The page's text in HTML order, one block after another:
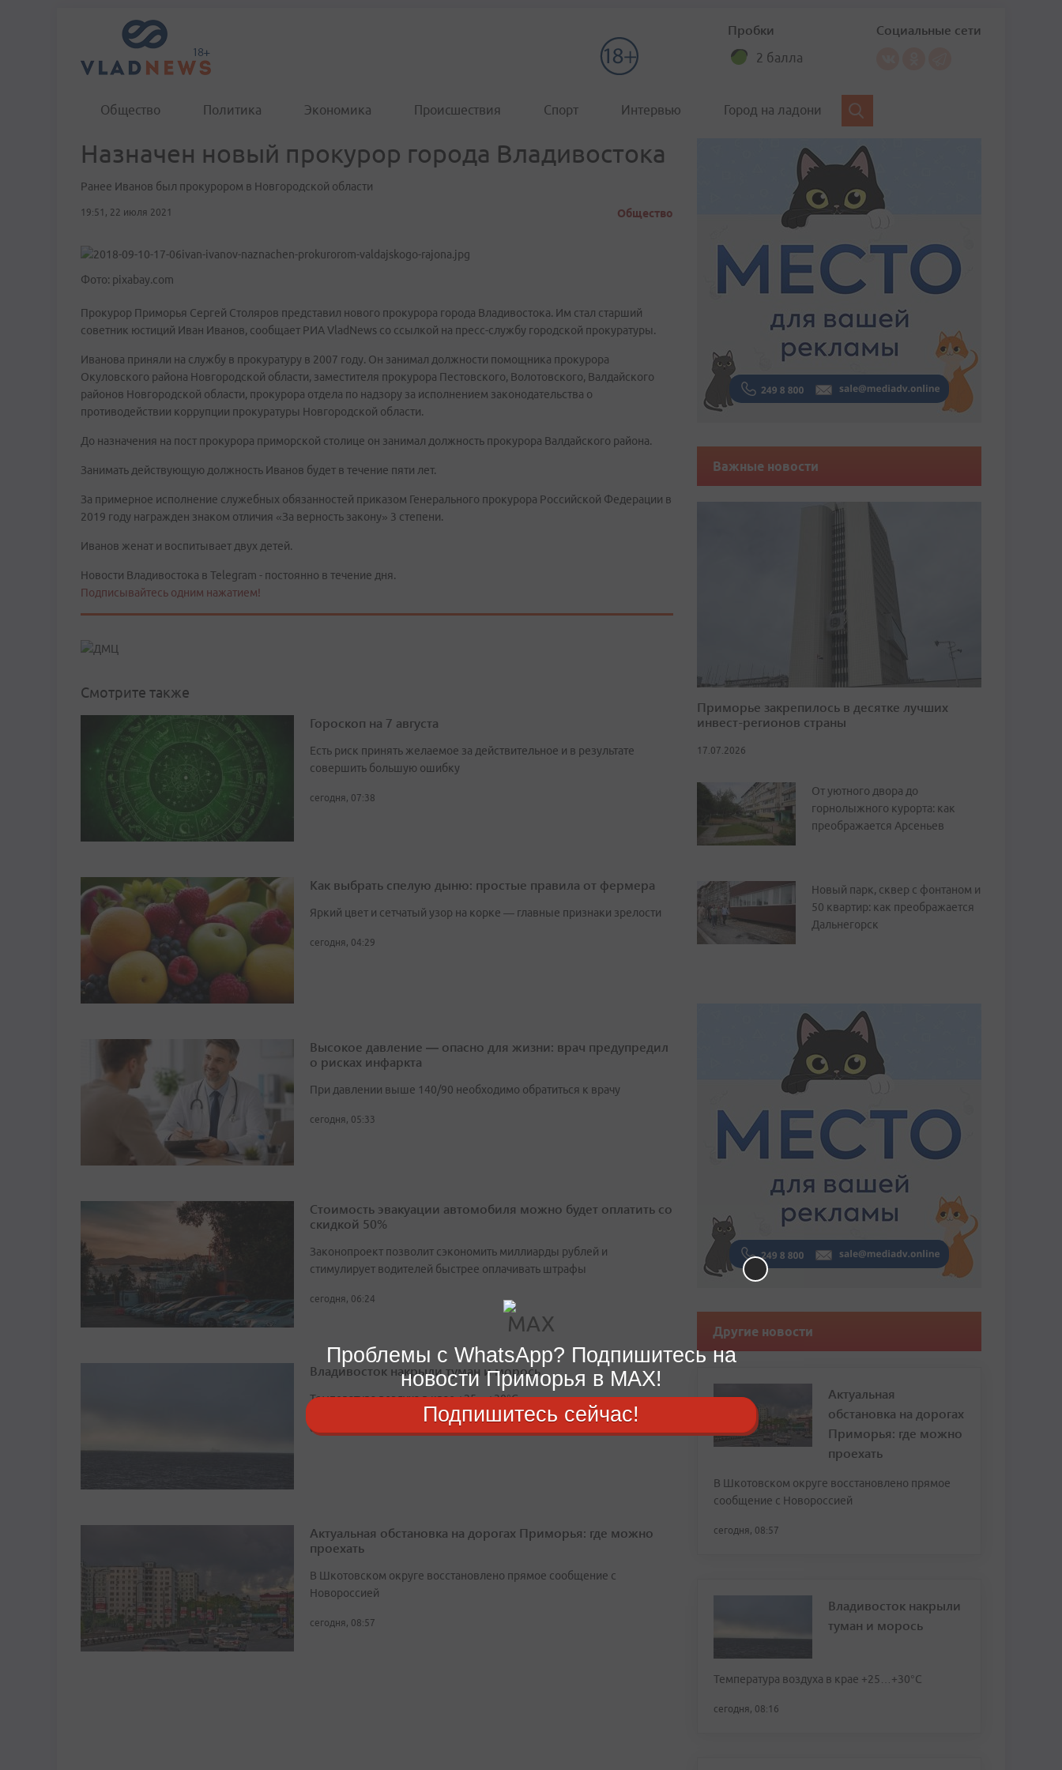
Пробки
2 балла
Социальные сети
Общество Политика Экономика Происшествия Спорт Интервью Город на ладони
Назначен новый прокурор города Владивостока
Ранее Иванов был прокурором в Новгородской области
19:51, 22 июля 2021 Общество
Фото: pixabay.com
Прокурор Приморья Сергей Столяров представил нового прокурора города Владивостока. Им стал старший
советник юстиций Иван Иванов, сообщает РИА VladNews со ссылкой на пресс-службу городской прокуратуры.
Иванова приняли на службу в прокуратуру в 2007 году. Он занимал должности помощника прокурора
Окуловского района Новгородской области, заместителя прокурора Пестовского, Волотовского, Валдайского
районов Новгородской области, прокурора отдела по надзору за исполнением законодательства о
противодействии коррупции прокуратуры Новгородской области.
До назначения на пост прокурора приморской столице он занимал должность прокурора Валдайского района.
Занимать действующую должность Иванов будет в течение пяти лет.
За примерное исполнение служебных обязанностей приказом Генерального прокурора Российской Федерации в
2019 году награжден знаком отличия «За верность закону» 3 степени.
Иванов женат и воспитывает двух детей.
Новости Владивостока в Telegram - постоянно в течение дня.
Подписывайтесь одним нажатием!
Смотрите также
Гороскоп на 7 августа
Есть риск принять желаемое за действительное и в результате
совершить большую ошибку
сегодня, 07:38
Как выбрать спелую дыню: простые правила от фермера
Яркий цвет и сетчатый узор на корке — главные признаки зрелости
сегодня, 04:29
Высокое давление — опасно для жизни: врач предупредил
о рисках инфаркта
При давлении выше 140/90 необходимо обратиться к врачу
сегодня, 05:33
Стоимость эвакуации автомобиля можно будет оплатить со
скидкой 50%
Законопроект позволит сэкономить миллиарды рублей и
стимулирует водителей быстрее оплачивать штрафы
сегодня, 06:24
Владивосток накрыли туман и морось
Температура воздуха в крае +25…+30°C
сегодня, 08:16
Актуальная обстановка на дорогах Приморья: где можно
проехать
В Шкотовском округе восстановлено прямое сообщение с
Новороссией
сегодня, 08:57
Важные новости
Приморье закрепилось в десятке лучших
инвест-регионов страны
17.07.2026
От уютного двора до
горнолыжного курорта: как
преображается Арсеньев
Новый парк, сквер с фонтаном и
50 квартир: как преображается
Дальнегорск
Другие новости
Актуальная
обстановка на дорогах
Приморья: где можно
проехать
В Шкотовском округе восстановлено прямое
сообщение с Новороссией
сегодня, 08:57
Владивосток накрыли
туман и морось
Температура воздуха в крае +25…+30°C
сегодня, 08:16
Проблемы с WhatsApp? Подпишитесь на
новости Приморья в MAX!
Подпишитесь сейчас!